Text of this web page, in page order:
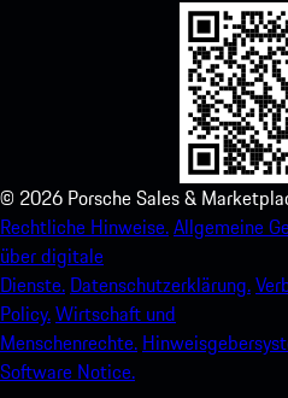
© 2026 Porsche Sales &
Rechtliche Hinweise.Allgemeine
über digitale
Dienste. Datenschutzerklärung.
Policy.Wirtschaft und
Menschenrechte.
Software Notice.